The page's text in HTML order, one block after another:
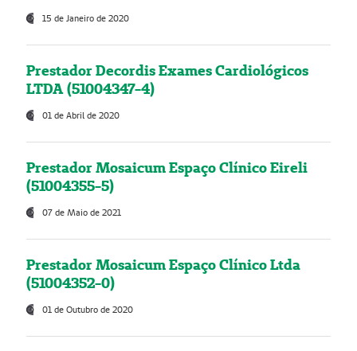
15 de Janeiro de 2020
Prestador Decordis Exames Cardiológicos
LTDA (51004347-4)
01 de Abril de 2020
Prestador Mosaicum Espaço Clínico Eireli
(51004355-5)
07 de Maio de 2021
Prestador Mosaicum Espaço Clínico Ltda
(51004352-0)
01 de Outubro de 2020